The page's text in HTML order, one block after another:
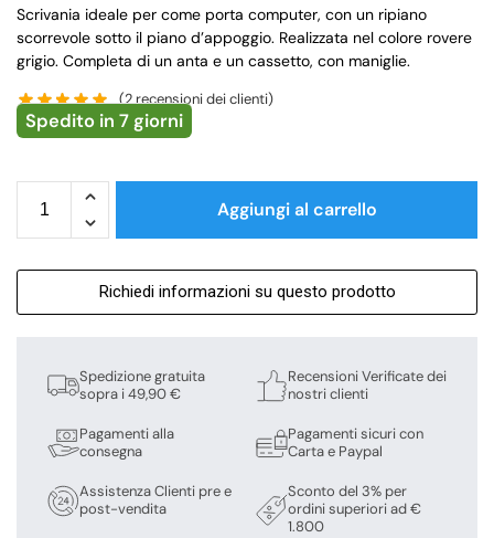
Scrivania ideale per come porta computer, con un ripiano
scorrevole sotto il piano d’appoggio. Realizzata nel colore rovere
grigio. Completa di un anta e un cassetto, con maniglie.
(2recensioni dei clienti)
Spedito in 7 giorni
Aggiungi al carrello
Richiedi informazioni su questo prodotto
Spedizione gratuita
sopra i 49,90 €
Pagamenti alla
consegna
Assistenza Clienti pre e
post-vendita
Recensioni Verificate dei
nostri clienti
Pagamenti sicuri con
Carta e Paypal
Sconto del 3% per
ordini superiori ad €
1.800